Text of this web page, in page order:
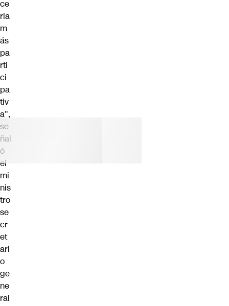
ce
rla
m
ás
pa
rti
ci
pa
tiv
a",
se
ñal
ó
el
mi
nis
tro
se
cr
et
ari
o
ge
ne
ral